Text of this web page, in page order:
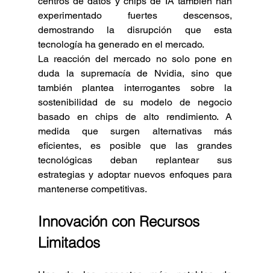
experimentado fuertes descensos,
demostrando la disrupción que esta
tecnología ha generado en el mercado.
La reacción del mercado no solo pone en
duda la supremacía de Nvidia, sino que
también plantea interrogantes sobre la
sostenibilidad de su modelo de negocio
basado en chips de alto rendimiento. A
medida que surgen alternativas más
eficientes, es posible que las grandes
tecnológicas deban replantear sus
estrategias y adoptar nuevos enfoques para
mantenerse competitivas.
Innovación con Recursos
Limitados